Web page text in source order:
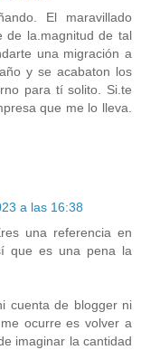
El maravillado
de la.magnitud de tal
una migración a
y se acabaton los
para tí solito. Si.te
que me lo lleva.
a las 16:38
una referencia en
que es una pena la
cuenta de blogger ni
ocurre es volver a
imaginar la cantidad